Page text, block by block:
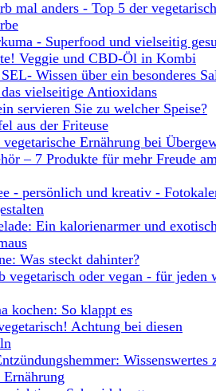
mal anders - Top 5 der
- Superfood und vielseitig
Veggie und CBD-Öl in Kombi
Wissen über ein besonderes
vielseitige Antioxidans
servieren Sie zu welcher Speise?
aus der Friteuse
Ernährung bei
– 7 Produkte für mehr Freude
- persönlich und kreativ -
Ein kalorienarmer und
Was steckt dahinter?
vegetarisch oder vegan - für jeden
kochen: So klappt es
Achtung bei diesen
Wissenswertes